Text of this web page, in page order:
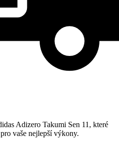
Adizero Takumi Sen 11, které
vaše nejlepší výkony.